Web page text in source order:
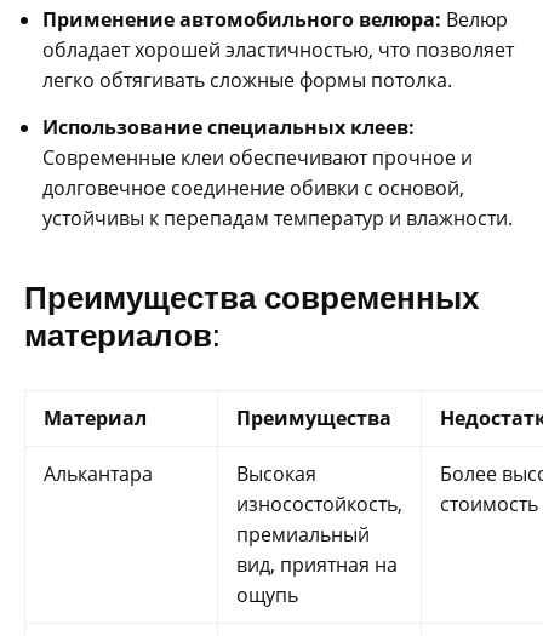
Применение автомобильного велюра: Велюр
обладает хорошей эластичностью, что позволяет
легко обтягивать сложные формы потолка.
Использование специальных клеев:
Современные клеи обеспечивают прочное и
долговечное соединение обивки с основой,
устойчивы к перепадам температур и влажности.
Преимущества современных
материалов:
Материал Преимущества
Алькантара
Высокая
износостойкость,
премиальный
вид, приятная на
ощупь
Более
стоимость